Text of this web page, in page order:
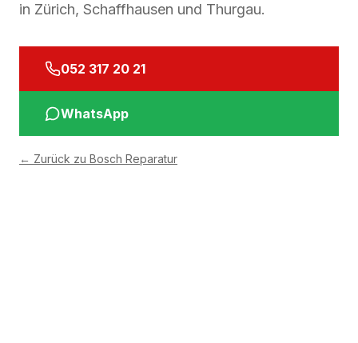
in Zürich, Schaffhausen und Thurgau.
052 317 20 21
WhatsApp
← Zurück zu Bosch Reparatur